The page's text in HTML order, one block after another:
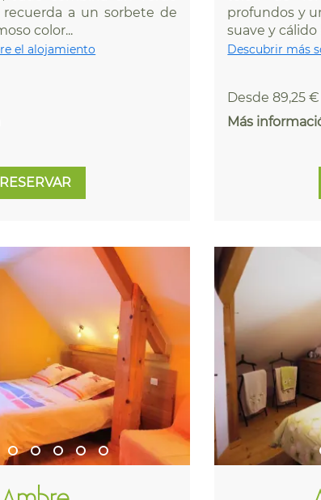
a un sorbete de
color...
el alojamiento
RESERVAR
profundos y
suave y cálido
Descubrir más
Desde 89,25 €
Más